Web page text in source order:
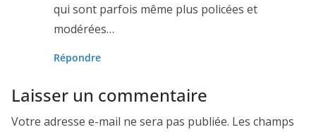
qui sont parfois même plus policées et
modérées…
Répondre
Laisser un commentaire
Votre adresse e-mail ne sera pas publiée. Les champs